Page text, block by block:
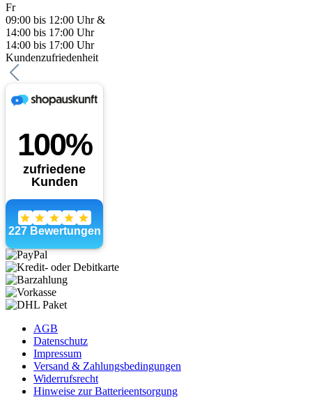
Fr
09:00 bis 12:00 Uhr &
14:00 bis 17:00 Uhr
14:00 bis 17:00 Uhr
Kundenzufriedenheit
AGB
Datenschutz
Impressum
Versand & Zahlungsbedingungen
Widerrufsrecht
Hinweise zur Batterieentsorgung